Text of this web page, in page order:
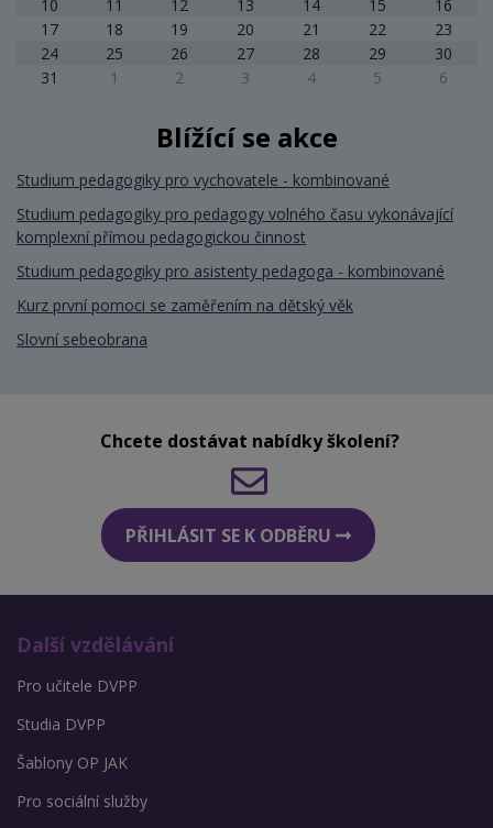
10 11 12 13 14 15
16
17
18 19 20 21 22
23
24
25 26 27 28 29
30
31
1 2 3 4 5 6
Blížící se akce
Studium pedagogiky pro vychovatele - kombinované
Studium pedagogiky pro pedagogy volného času vykonávající
komplexní přímou pedagogickou činnost
Studium pedagogiky pro asistenty pedagoga - kombinované
Kurz první pomoci se zaměřením na dětský věk
Slovní sebeobrana
Chcete dostávat nabídky školení?
PŘIHLÁSIT SE K ODBĚRU
Další vzdělávání
Pro učitele DVPP
Studia DVPP
Šablony OP JAK
Pro sociální služby